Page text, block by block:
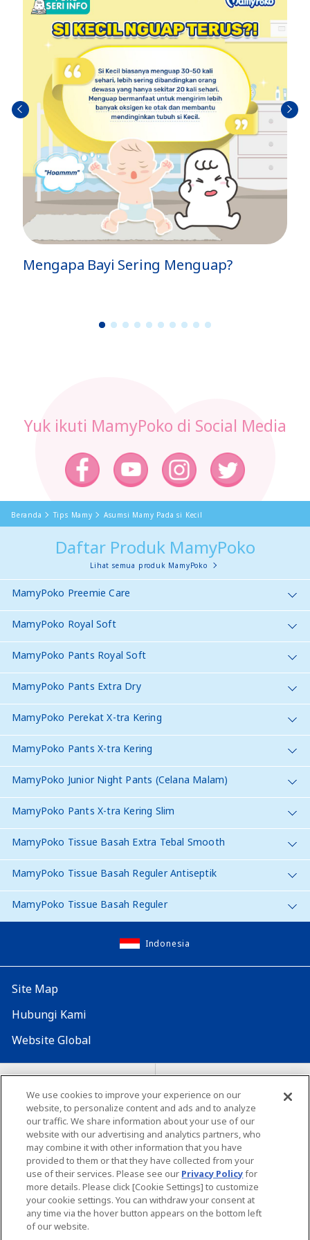
Setelah Melahirkan Kok
prev next
1 2 3 4 5 6 7 8 9 1
Yuk ikuti MamyPoko di Social Media
Beranda Tips Mamy Asumsi Mamy Pada si Kecil
Daftar Produk MamyPoko
Lihat semua produk MamyPoko
MamyPoko Preemie Care
MamyPoko Royal Soft
MamyPoko Pants Royal Soft
MamyPoko Pants Extra Dry
MamyPoko Perekat X-tra Kering
MamyPoko Pants X-tra Kering
MamyPoko Junior Night Pants (Celana Malam)
MamyPoko Pants X-tra Kering Slim
MamyPoko Tissue Basah Extra Tebal Smooth
MamyPoko Tissue Basah Reguler Antiseptik
MamyPoko Tissue Basah Reguler
Indonesia
Site Map
Hubungi Kami
Website Global
Map Situs Lokasi seluruh dunia
Tentang penggunaan situs ini Lingkungan yang dianjurkan
Copyright© Unicharm Corporation
We use cookies to improve your experience on our
website, to personalize content and ads and to analyze
our traffic. We share information about your use of our
website with our advertising and analytics partners, who
may combine it with other information that you have
provided to them or that they have collected from your
use of their services. Please see our Privacy Policyfor
more details. Please click [Cookie Settings] to customize
your cookie settings. You can withdraw your consent at
any time via the hover button appears on the bottom left
of our website.